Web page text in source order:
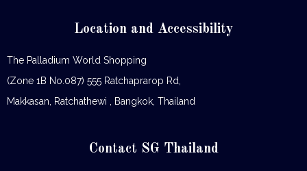
Location and Accessibility
The Palladium World Shopping
(Zone 1B No.087) 555 Ratchaprarop Rd,
Makkasan, Ratchathewi , Bangkok, Thailand
Contact SG Thailand